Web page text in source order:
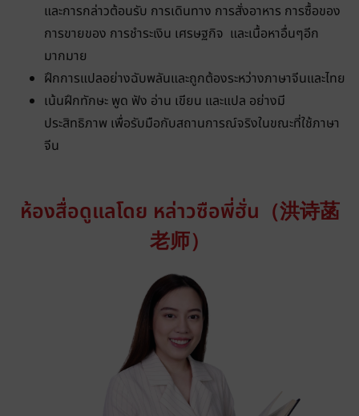
และการกล่าวต้อนรับ การเดินทาง การสั่งอาหาร การซื้อของ
การขายของ การชำระเงิน เศรษฐกิจ และเนื้อหาอื่นๆอีก
มากมาย
ฝึกการแปลอย่างฉับพลันและถูกต้องระหว่างภาษาจีนและไทย
เน้นฝึกทักษะ พูด ฟัง อ่าน เขียน และแปล อย่างมี
ประสิทธิภาพ เพื่อรับมือกับสถานการณ์จริงในขณะที่ใช้ภาษา
จีน
ห้องสื่อดูแลโดย หล่าวซือพี่ฮั่น（洪诗菡
老师）